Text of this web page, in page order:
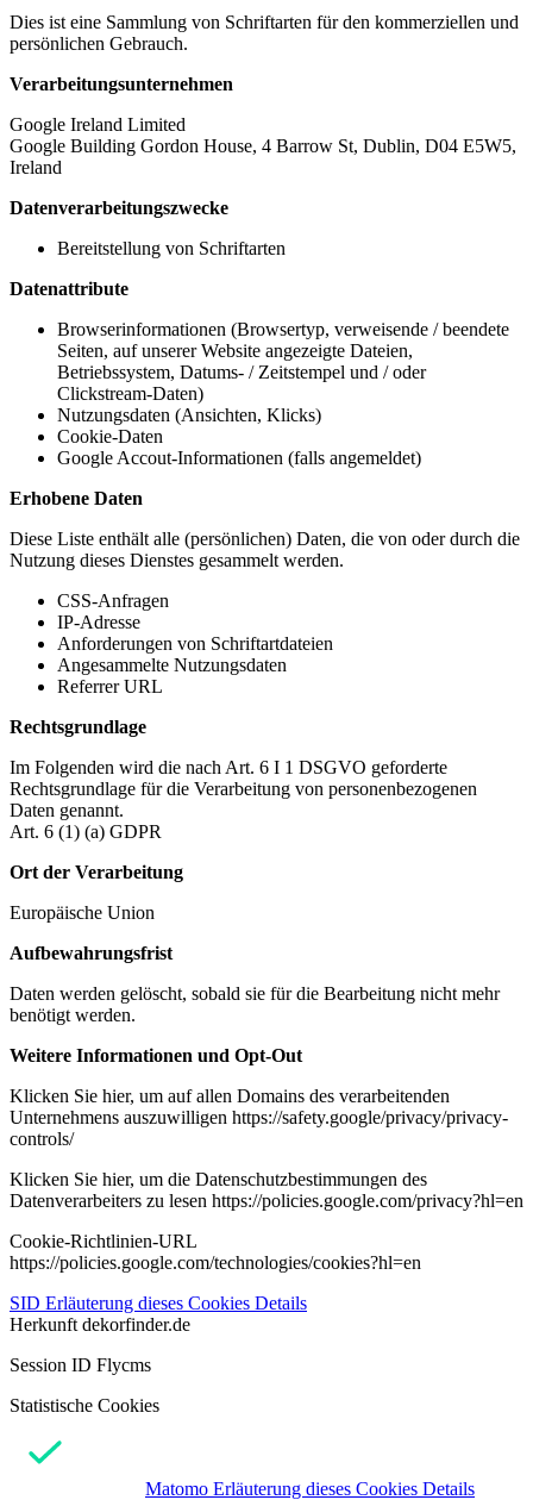
Dies ist eine Sammlung von Schriftarten für den kommerziellen und
persönlichen Gebrauch.
Verarbeitungsunternehmen
Google Ireland Limited
Google Building Gordon House, 4 Barrow St, Dublin, D04 E5W5,
Ireland
Datenverarbeitungszwecke
Bereitstellung von Schriftarten
Datenattribute
Browserinformationen (Browsertyp, verweisende / beendete
Seiten, auf unserer Website angezeigte Dateien,
Betriebssystem, Datums- / Zeitstempel und / oder
Clickstream-Daten)
Nutzungsdaten (Ansichten, Klicks)
Cookie-Daten
Google Accout-Informationen (falls angemeldet)
Erhobene Daten
Diese Liste enthält alle (persönlichen) Daten, die von oder durch die
Nutzung dieses Dienstes gesammelt werden.
CSS-Anfragen
IP-Adresse
Anforderungen von Schriftartdateien
Angesammelte Nutzungsdaten
Referrer URL
Rechtsgrundlage
Im Folgenden wird die nach Art. 6 I 1 DSGVO geforderte
Rechtsgrundlage für die Verarbeitung von personenbezogenen
Daten genannt.
Art. 6 (1) (a) GDPR
Ort der Verarbeitung
Europäische Union
Aufbewahrungsfrist
Daten werden gelöscht, sobald sie für die Bearbeitung nicht mehr
benötigt werden.
Weitere Informationen und Opt-Out
Klicken Sie hier, um auf allen Domains des verarbeitenden
Unternehmens auszuwilligen https://safety.google/privacy/privacy-
controls/
Klicken Sie hier, um die Datenschutzbestimmungen des
Datenverarbeiters zu lesen https://policies.google.com/privacy?hl=en
Cookie-Richtlinien-URL
https://policies.google.com/technologies/cookies?hl=en
SID Erläuterung dieses Cookies Details
Herkunft dekorfinder.de
Session ID Flycms
Statistische Cookies
Matomo Erläuterung dieses Cookies Details